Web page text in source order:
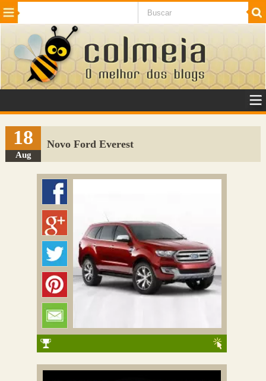
Beleza Cinema e TV
Internet Jogos NotÃ­cias SaÃºde
VeÃ­culos Adulto
Sugerir Link
Adicionar Blog
Colmeia Exchange
18
Aug
Novo Ford Everest